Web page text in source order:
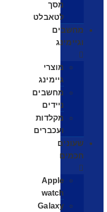
מסך
לטאבלט
מחשבים
וגיימינג
מוצרי
גיימינג
מחשבים
ניידים
מקלדות
ועכברים
שעונים
חכמים
Apple
watch
Galaxy